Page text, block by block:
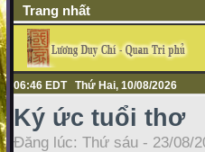
Trang nhất
06:46 EDT Thứ Hai, 10/08/2026
Ký ức tuổi thơ
Đăng lúc: Thứ sáu - 23/08/